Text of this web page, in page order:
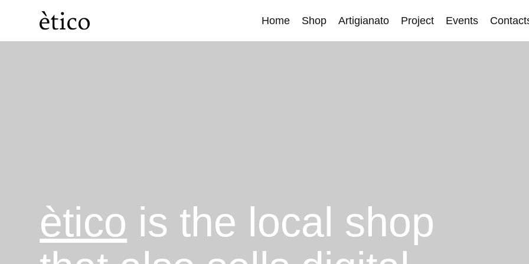
Home Shop Artigianato Project Events
ètico is the local shop